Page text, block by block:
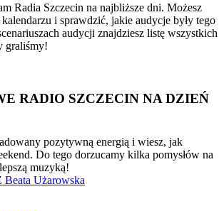
Radia Szczecin na najbliższe dni. Możesz
i sprawdzić, jakie audycje były tego
audycji znajdziesz listę wszystkich
graliśmy!
RADIO SZCZECIN NA DZIEŃ
pozytywną energią i wiesz, jak
Do tego dorzucamy kilka pomysłów na
muzyką!
Beata Użarowska